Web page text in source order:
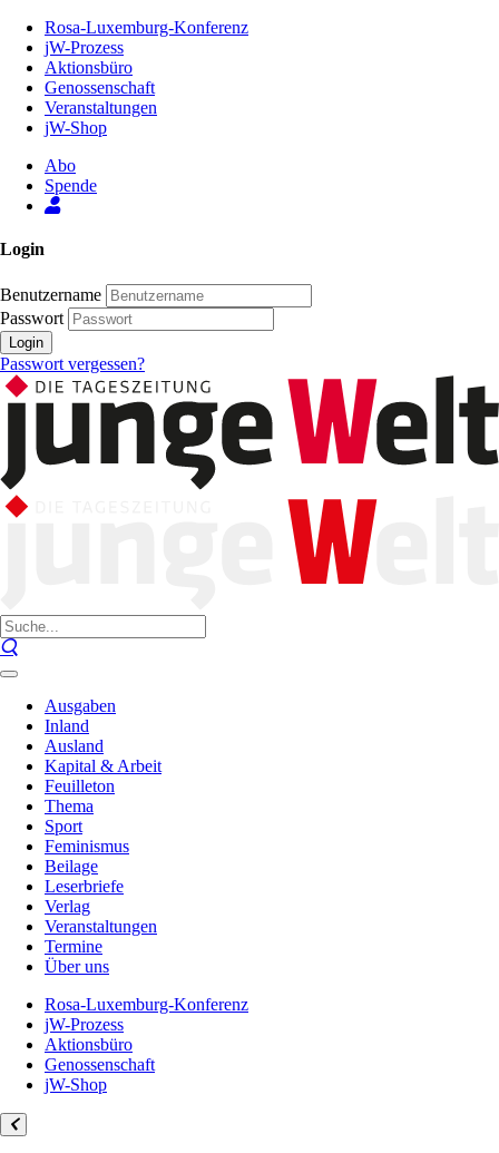
Inhalt
Seite
Rosa-Luxemburg-Konferenz
jW-Prozess
Aktionsbüro
Genossenschaft
Veranstaltungen
jW-Shop
Abo
Spende
Login
Benutzername
Passwort
Login
Passwort vergessen?
Ausgaben
Inland
Ausland
Kapital & Arbeit
Feuilleton
Thema
Sport
Feminismus
Beilage
Leserbriefe
Verlag
Veranstaltungen
Termine
Über uns
Rosa-Luxemburg-Konferenz
jW-Prozess
Aktionsbüro
Genossenschaft
jW-Shop